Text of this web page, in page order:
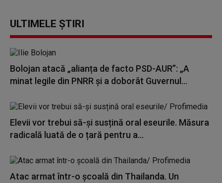
ULTIMELE ȘTIRI
Bolojan atacă „alianța de facto PSD-AUR”: „A
minat legile din PNRR și a doborât Guvernul...
Elevii vor trebui să-și susțină oral eseurile. Măsura
radicală luată de o țară pentru a...
Atac armat într-o școală din Thailanda. Un